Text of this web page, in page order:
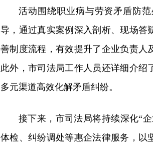
活动围绕职业病与劳资矛盾防
导，通过真实案例深入剖析、现场答
善制度流程，有效提升了企业负责人
此外，市司法局工作人员还详细介绍
多元渠道高效化解矛盾纠纷。
接下来，市司法局将持续深化“
体检、纠纷调处等惠企法律服务，以